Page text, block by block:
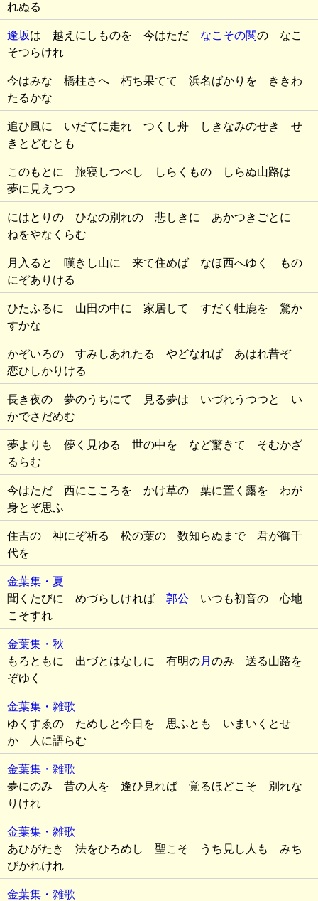
れぬる
逢坂は 越えにしものを 今はただ なこその関の なこ
そつらけれ
今はみな 橋柱さへ 朽ち果てて 浜名ばかりを ききわ
たるかな
追ひ風に いだてに走れ つくし舟 しきなみのせき せ
きとどむとも
このもとに 旅寝しつべし しらくもの しらぬ山路は
夢に見えつつ
にはとりの ひなの別れの 悲しきに あかつきごとに
ねをやなくらむ
月入ると 嘆きし山に 来て住めば なほ西へゆく もの
にぞありける
ひたふるに 山田の中に 家居して すだく牡鹿を 驚か
すかな
かぞいろの すみしあれたる やどなれば あはれ昔ぞ
恋ひしかりける
長き夜の 夢のうちにて 見る夢は いづれうつつと い
かでさだめむ
夢よりも 儚く見ゆる 世の中を など驚きて そむかざ
るらむ
今はただ 西にこころを かけ草の 葉に置く露を わが
身とぞ思ふ
住吉の 神にぞ祈る 松の葉の 数知らぬまで 君が御千
代を
金葉集・夏
聞くたびに めづらしければ 郭公 いつも初音の 心地
こそすれ
金葉集・秋
もろともに 出づとはなしに 有明の月 のみ 送る山路を
ぞゆく
金葉集・雑歌
ゆくすゑの ためしと今日を 思ふとも いまいくとせ
か 人に語らむ
金葉集・雑歌
夢にのみ 昔の人を 逢ひ見れば 覚るほどこそ 別れな
りけれ
金葉集・雑歌
あひがたき 法をひろめし 聖こそ うち見し人も みち
びかれけれ
金葉集・雑歌